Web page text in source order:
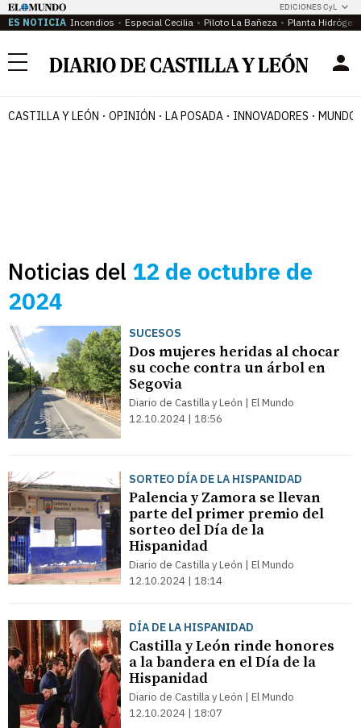
EDICIONES CyL
ES NOTICIA Incendios Especial Cecilia Piloto La Bañeza Planta
Menú
CASTILLA Y LEÓN OPINIÓN LA POSADA INNOVADORES MUNDO
Noticias del 12 de octubre de
2024
SUCESOS
Dos mujeres heridas al chocar
su coche contra un árbol en
Segovia
Diario de Castilla y León | El Mundo
12.10.2024 | 18:56
SORTEO DÍA DE LA HISPANIDAD
Palencia y Zamora se llevan
parte del primer premio del
sorteo del Día de la
Hispanidad
Diario de Castilla y León | El Mundo
12.10.2024 | 18:14
DÍA DE LA HISPANIDAD
Castilla y León rinde honores
a la bandera en el Día de la
Hispanidad
Diario de Castilla y León | El Mundo
12.10.2024 | 18:07